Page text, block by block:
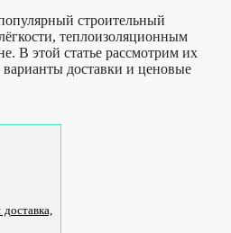
строительный
теплоизоляционным
В этой статье рассмотрим их
доставки и ценовые